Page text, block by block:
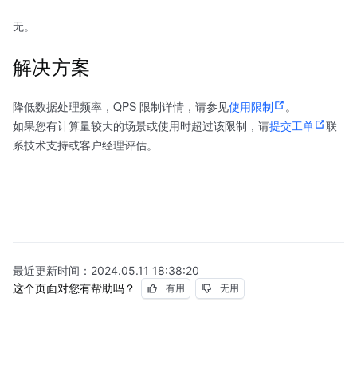
无。
解决方案
降低数据处理频率，QPS 限制详情，请参见使用限制
。
如果您有计算量较大的场景或使用时超过该限制，请提交工单
联
系技术支持或客户经理评估。
最近更新时间： 2024.05.11 18:38:20
这个页面对您有帮助吗？
有用 无用